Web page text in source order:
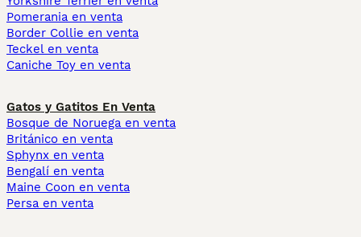
Pomerania en venta
Border Collie en venta
Teckel en venta
Caniche Toy en venta
Gatos y Gatitos En Venta
Bosque de Noruega en venta
Británico en venta
Sphynx en venta
Bengalí en venta
Maine Coon en venta
Persa en venta